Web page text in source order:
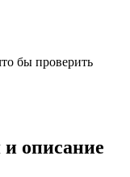
бы проверить
описание